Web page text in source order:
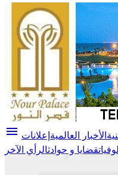
menu الأخبار العالمية إعلانات
الوفياتقضايا و حوادثالرأي الآخر